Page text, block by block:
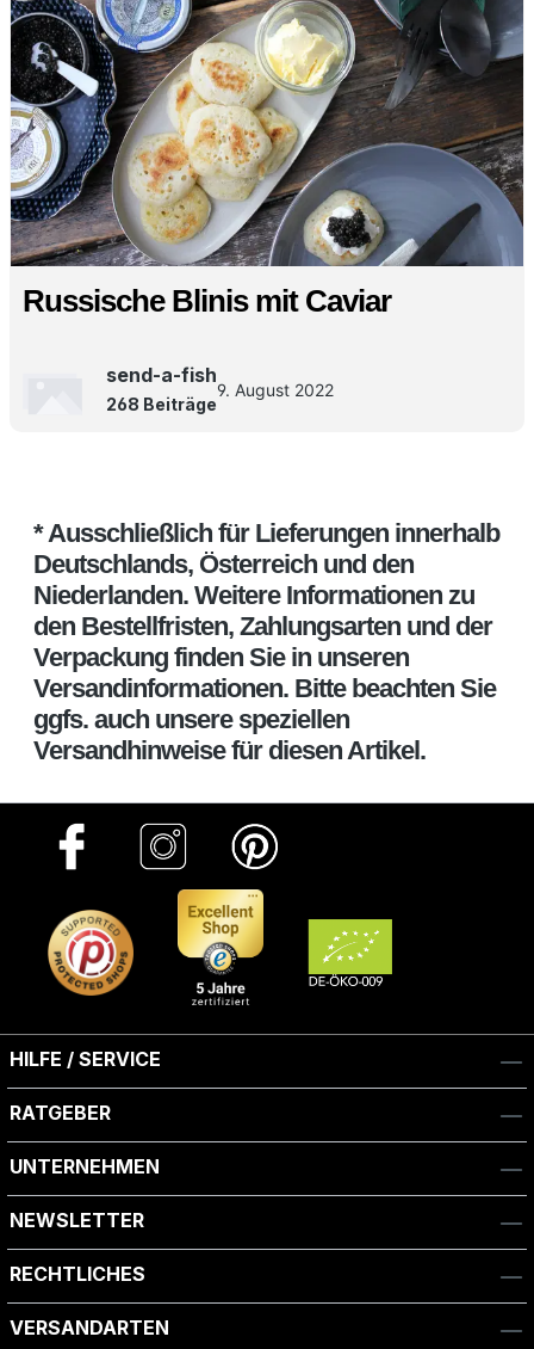
Russische Blinis mit Caviar
send-a-fish
268 Beiträge
9. August 2022
* Ausschließlich für Lieferungen innerhalb
Deutschlands, Österreich und den
Niederlanden. Weitere Informationen zu
den Bestellfristen, Zahlungsarten und der
Verpackung finden Sie in unseren
Versandinformationen. Bitte beachten Sie
ggfs. auch unsere speziellen
Versandhinweise für diesen Artikel.
HILFE / SERVICE
RATGEBER
UNTERNEHMEN
NEWSLETTER
RECHTLICHES
VERSANDARTEN